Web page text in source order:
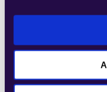
General
Learn more